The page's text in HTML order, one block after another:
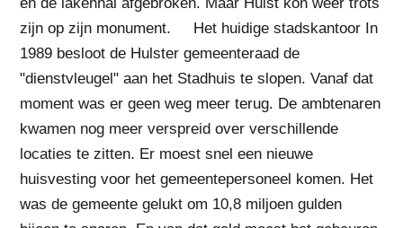
zijn op zijn monument. Het huidige stadskantoor In
1989 besloot de Hulster gemeenteraad de
"dienstvleugel" aan het Stadhuis te slopen. Vanaf dat
moment was er geen weg meer terug. De ambtenaren
kwamen nog meer verspreid over verschillende
locaties te zitten. Er moest snel een nieuwe
huisvesting voor het gemeentepersoneel komen. Het
was de gemeente gelukt om 10,8 miljoen gulden